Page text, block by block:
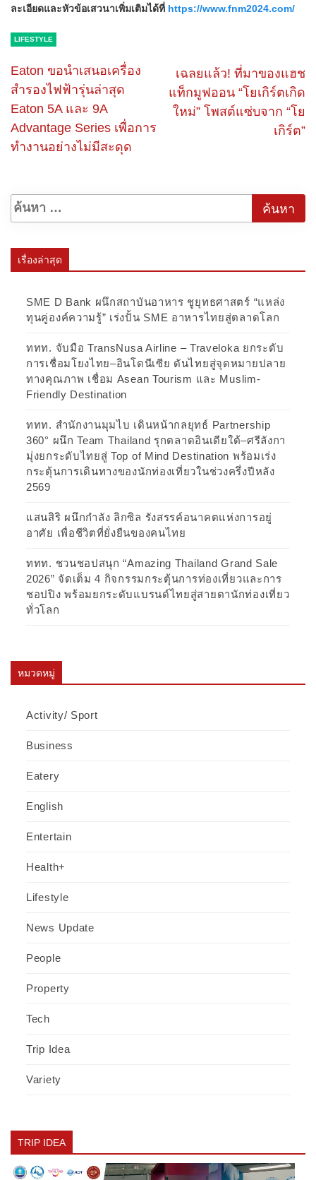
ละเอียดและหัวข้อเสวนาเพิ่มเติมได้ที่ https://www.fnm2024.com/
LIFESTYLE
Eaton ขอนำเสนอเครื่อง
สำรองไฟฟ้ารุ่นล่าสุด
Eaton 5A และ 9A
Advantage Series เพื่อการ
ทำงานอย่างไม่มีสะดุด
เฉลยแล้ว! ที่มาของแฮช
แท็กมูฟออน “โยเกิร์ตเกิด
ใหม่” โพสต์แซ่บจาก “โย
เกิร์ต”
เรื่องล่าสุด
SME D Bank ผนึกสถาบันอาหาร ชูยุทธศาสตร์ “แหล่ง
ทุนคู่องค์ความรู้” เร่งปั้น SME อาหารไทยสู่ตลาดโลก
ททท. จับมือ TransNusa Airline – Traveloka ยกระดับ
การเชื่อมโยงไทย–อินโดนีเซีย ดันไทยสู่จุดหมายปลาย
ทางคุณภาพ เชื่อม Asean Tourism และ Muslim-
Friendly Destination
ททท. สำนักงานมุมไบ เดินหน้ากลยุทธ์ Partnership
360° ผนึก Team Thailand รุกตลาดอินเดียใต้–ศรีลังกา
มุ่งยกระดับไทยสู่ Top of Mind Destination พร้อมเร่ง
กระตุ้นการเดินทางของนักท่องเที่ยวในช่วงครึ่งปีหลัง
2569
แสนสิริ ผนึกกำลัง ลิกซิล รังสรรค์อนาคตแห่งการอยู่
อาศัย เพื่อชีวิตที่ยั่งยืนของคนไทย
ททท. ชวนชอปสนุก “Amazing Thailand Grand Sale
2026” จัดเต็ม 4 กิจกรรมกระตุ้นการท่องเที่ยวและการ
ชอปปิง พร้อมยกระดับแบรนด์ไทยสู่สายตานักท่องเที่ยว
ทั่วโลก
หมวดหมู่
Activity/ Sport
Business
Eatery
English
Entertain
Health+
Lifestyle
News Update
People
Property
Tech
Trip Idea
Variety
TRIP IDEA